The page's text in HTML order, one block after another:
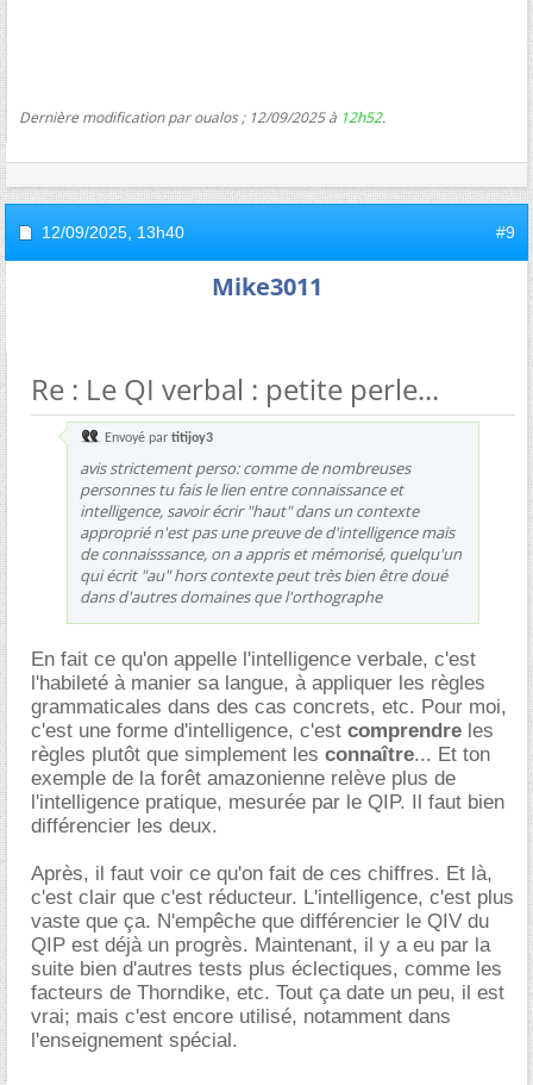
Dernière modification par oualos ; 12/09/2025 à 12h52.
12/09/2025, 13h40 #9
Mike3011
Re : Le QI verbal : petite perle...
Envoyé par titijoy3
avis strictement perso: comme de nombreuses
personnes tu fais le lien entre connaissance et
intelligence, savoir écrir "haut" dans un contexte
approprié n'est pas une preuve de d'intelligence mais
de connaisssance, on a appris et mémorisé, quelqu'un
qui écrit "au" hors contexte peut très bien être doué
dans d'autres domaines que l'orthographe
En fait ce qu'on appelle l'intelligence verbale, c'est
l'habileté à manier sa langue, à appliquer les règles
grammaticales dans des cas concrets, etc. Pour moi,
c'est une forme d'intelligence, c'est comprendre les
règles plutôt que simplement les connaître... Et ton
exemple de la forêt amazonienne relève plus de
l'intelligence pratique, mesurée par le QIP. Il faut bien
différencier les deux.
Après, il faut voir ce qu'on fait de ces chiffres. Et là,
c'est clair que c'est réducteur. L'intelligence, c'est plus
vaste que ça. N'empêche que différencier le QIV du
QIP est déjà un progrès. Maintenant, il y a eu par la
suite bien d'autres tests plus éclectiques, comme les
facteurs de Thorndike, etc. Tout ça date un peu, il est
vrai; mais c'est encore utilisé, notamment dans
l'enseignement spécial.